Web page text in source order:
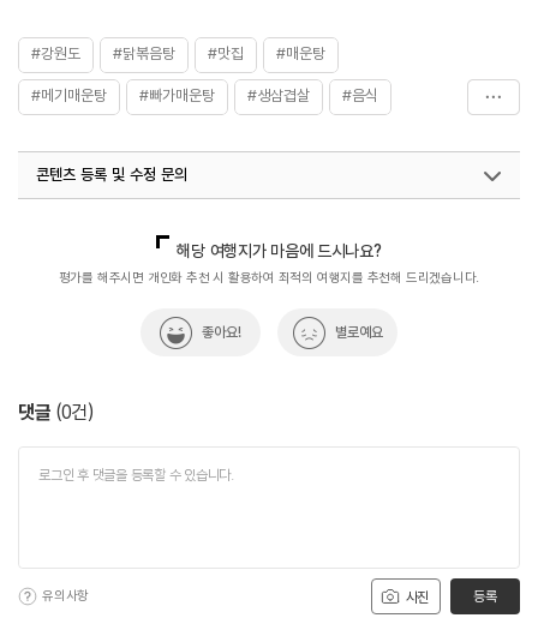
#강원도 #닭볶음탕 #맛집 #매운탕
#메기매운탕 #빠가매운탕 #생삼겹살 #음식
콘텐츠 등록 및 수정 문의
해당 여행지가 마음에 드시나요?
평가를 해주시면 개인화 추천 시 활용하여 최적의 여행지를 추천해 드리겠습니다.
좋아요! 별로예요
댓글 (0건)
사진
유의사항 등록